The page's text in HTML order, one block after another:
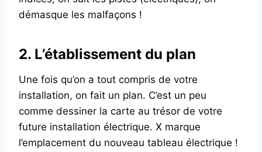
démasque les malfaçons !
2. L’établissement du plan
Une fois qu’on a tout compris de votre
installation, on fait un plan. C’est un peu
comme dessiner la carte au trésor de votre
future installation électrique. X marque
l’emplacement du nouveau tableau électrique !